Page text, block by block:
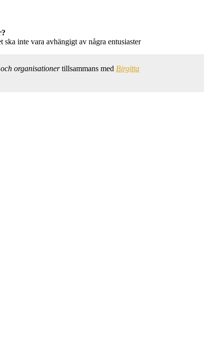
inte vara avhängigt av några entusiaster
organisationer tillsammans med Birgitta